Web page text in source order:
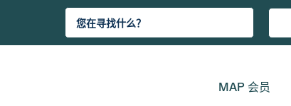
MAP 会员